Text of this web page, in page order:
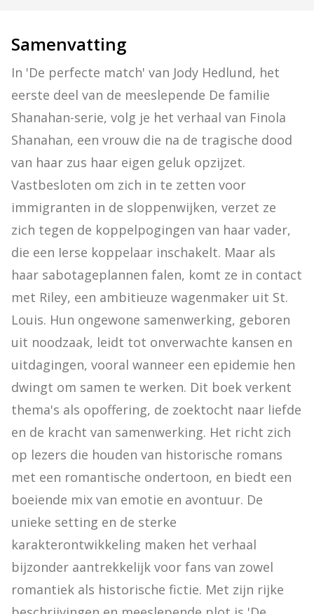
Samenvatting
In 'De perfecte match' van Jody Hedlund, het
eerste deel van de meeslepende De familie
Shanahan-serie, volg je het verhaal van Finola
Shanahan, een vrouw die na de tragische dood
van haar zus haar eigen geluk opzijzet.
Vastbesloten om zich in te zetten voor
immigranten in de sloppenwijken, verzet ze
zich tegen de koppelpogingen van haar vader,
die een Ierse koppelaar inschakelt. Maar als
haar sabotageplannen falen, komt ze in contact
met Riley, een ambitieuze wagenmaker uit St.
Louis. Hun ongewone samenwerking, geboren
uit noodzaak, leidt tot onverwachte kansen en
uitdagingen, vooral wanneer een epidemie hen
dwingt om samen te werken. Dit boek verkent
thema's als opoffering, de zoektocht naar liefde
en de kracht van samenwerking. Het richt zich
op lezers die houden van historische romans
met een romantische ondertoon, en biedt een
boeiende mix van emotie en avontuur. De
unieke setting en de sterke
karakterontwikkeling maken het verhaal
bijzonder aantrekkelijk voor fans van zowel
romantiek als historische fictie. Met zijn rijke